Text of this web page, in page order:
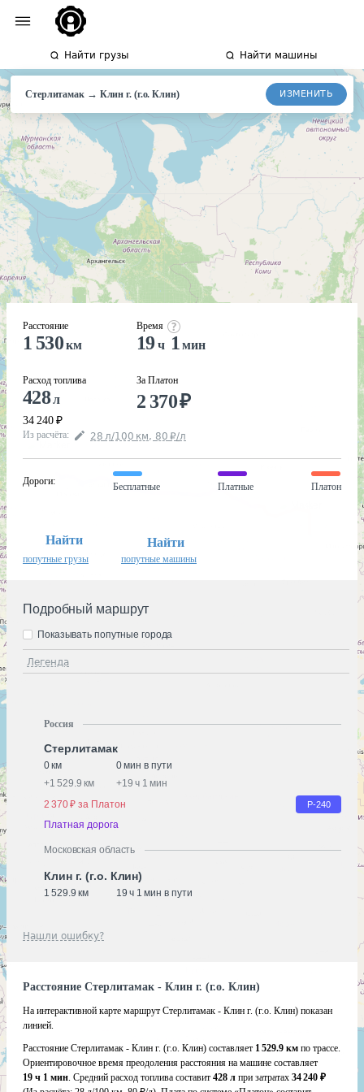
Найти грузы Найти машины
Стерлитамак→ Клинг. (г.о. Клин) ИЗМЕНИТЬ
Расстояние
1 530км
Расход топлива
428л
34 240 ₽
Время
19ч 1 мин
За Платон
2 370₽
Из расчёта: 28 л/100 км, 80 ₽/л
Дороги:
Бесплатные Платные Платон
Найти
попутные грузы
Найти
попутные машины
Подробный маршрут
Легенда
Показывать попутные города
Россия
Стерлитамак
0 км
0 мин в пути
+1 529.9 км +19 ч 1 мин
2 370 ₽ за Платон
Р-240
Платная дорога
Московская область
Клин г. (г.о. Клин)
1 529.9 км 19 ч 1 мин в пути
Нашли ошибку?
Расстояние Стерлитамак - Клин г. (г.о. Клин)
На интерактивной карте маршрут Стерлитамак - Клин г. (г.о. Клин) показан
линией.
Расстояние Стерлитамак - Клин г. (г.о. Клин) составляет 1 529.9 км по трассе.
Ориентировочное время преодоления расстояния на машине составляет
19 ч 1 мин. Средний расход топлива составит 428 л при затратах 34 240 ₽